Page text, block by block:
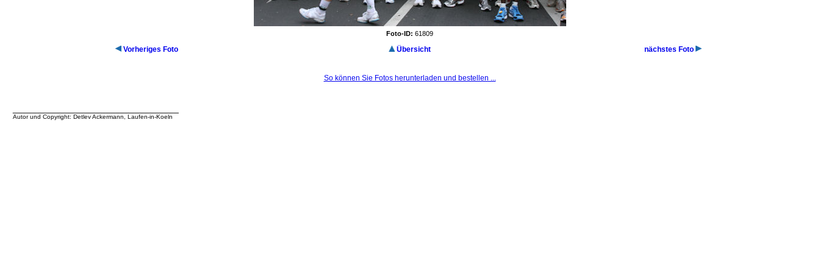
Foto-ID: 61809
Vorheriges Foto Übersicht nächstes Foto
So können Sie Fotos herunterladen und bestellen ...
Autor und Copyright: Detlev Ackermann, Laufen-in-Koeln